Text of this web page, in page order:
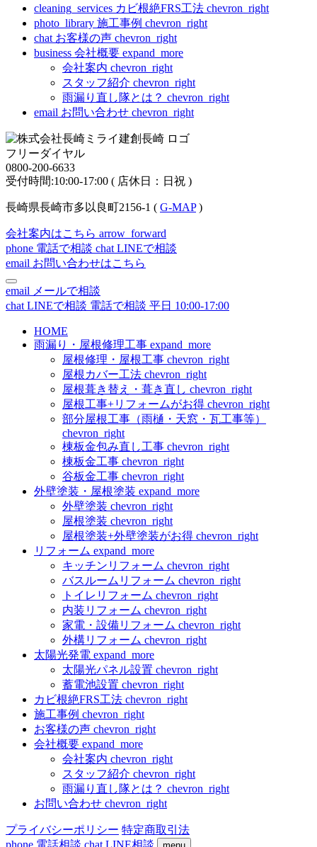
cleaning_services カビ根絶FRS工法 chevron_right
photo_library 施工事例 chevron_right
chat お客様の声 chevron_right
business 会社概要 expand_more
会社案内 chevron_right
スタッフ紹介 chevron_right
雨漏り直し隊とは？ chevron_right
email お問い合わせ chevron_right
フリーダイヤル
0800-200-6633
受付時間:10:00-17:00 ( 店休日：日祝 )
長崎県長崎市多以良町2156-1 ( G-MAP)
会社案内はこちら arrow_forward
phone 電話で相談 chat LINEで相談
email お問い合わせはこちら
email メールで相談
chat LINEで相談 電話で相談 平日 10:00-17:00
HOME
雨漏り・屋根修理工事 expand_more
屋根修理・屋根工事 chevron_right
屋根カバー工法 chevron_right
屋根葺き替え・葺き直し chevron_right
屋根工事+リフォームがお得 chevron_right
部分屋根工事（雨樋・天窓・瓦工事等）
chevron_right
棟板金包み直し工事 chevron_right
棟板金工事 chevron_right
谷板金工事 chevron_right
外壁塗装・屋根塗装 expand_more
外壁塗装 chevron_right
屋根塗装 chevron_right
屋根塗装+外壁塗装がお得 chevron_right
リフォーム expand_more
キッチンリフォーム chevron_right
バスルームリフォーム chevron_right
トイレリフォーム chevron_right
内装リフォーム chevron_right
家電・設備リフォーム chevron_right
外構リフォーム chevron_right
太陽光発電 expand_more
太陽光パネル設置 chevron_right
蓄電池設置 chevron_right
カビ根絶FRS工法 chevron_right
施工事例 chevron_right
お客様の声 chevron_right
会社概要 expand_more
会社案内 chevron_right
スタッフ紹介 chevron_right
雨漏り直し隊とは？ chevron_right
お問い合わせ chevron_right
プライバシーポリシー 特定商取引法
phone 電話相談 chat LINE相談